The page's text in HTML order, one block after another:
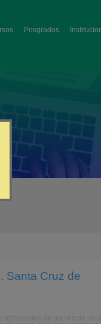
Posgrados
Santa Cruz de